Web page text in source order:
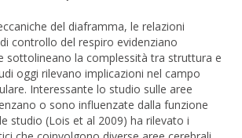
del diaframma, le relazioni
controllo del respiro evidenziano
sottolineano la complessità tra struttura e
oggi rilevano implicazioni nel campo
Interessante lo studio sulle aree
o sono influenzate dalla funzione
studio (Lois et al 2009) ha rilevato i